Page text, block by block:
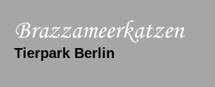
Tierpark Berlin